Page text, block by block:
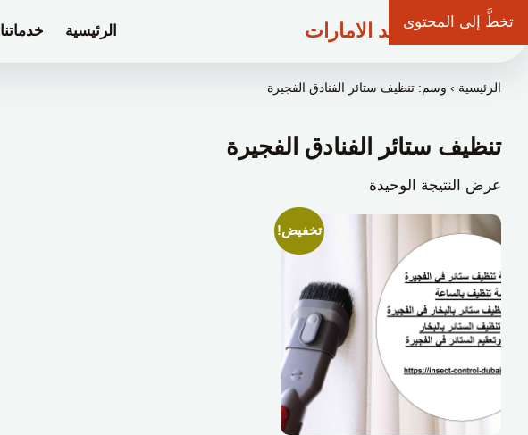
تخطَّ إلى المحتوى
شركة وعد الامارات الرئيسية خدماتنا
الرئيسية › وسم: تنظيف ستائر الفنادق الفجيرة
تنظيف ستائر الفنادق الفجيرة
عرض النتيجة الوحيدة
تخفيض!